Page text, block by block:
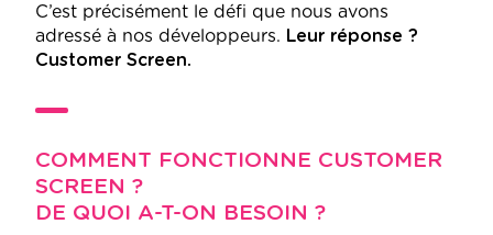
C’est précisément le défi que nous avons
adressé à nos développeurs. Leur réponse ?
Customer Screen.
COMMENT FONCTIONNE CUSTOMER
SCREEN ?
DE QUOI A-T-ON BESOIN ?